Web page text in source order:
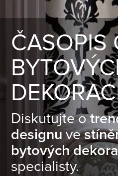
ČASOPIS
Diskutujte o
designuve
bytových
specialisty.